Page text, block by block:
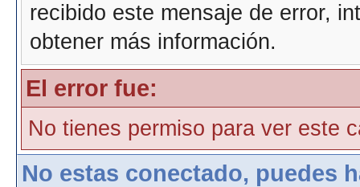
recibido este mensaje de error,
obtener más información.
El error fue:
No tienes permiso para ver este
No estas conectado, puedes